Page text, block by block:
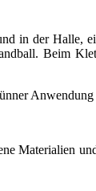
in der Halle,
Beim
Anwendung
Materialien